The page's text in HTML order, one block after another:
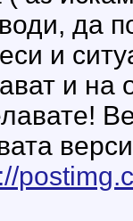
да
и
и на